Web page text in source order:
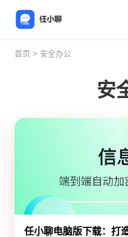
首页 > 安全办公
安
任小聊电脑版下载：打